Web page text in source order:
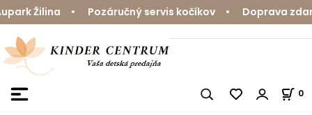
Žilina • Pozáručný servis kočíkov • Doprava
0